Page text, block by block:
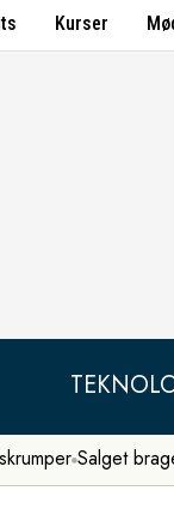
Kurser
Salget